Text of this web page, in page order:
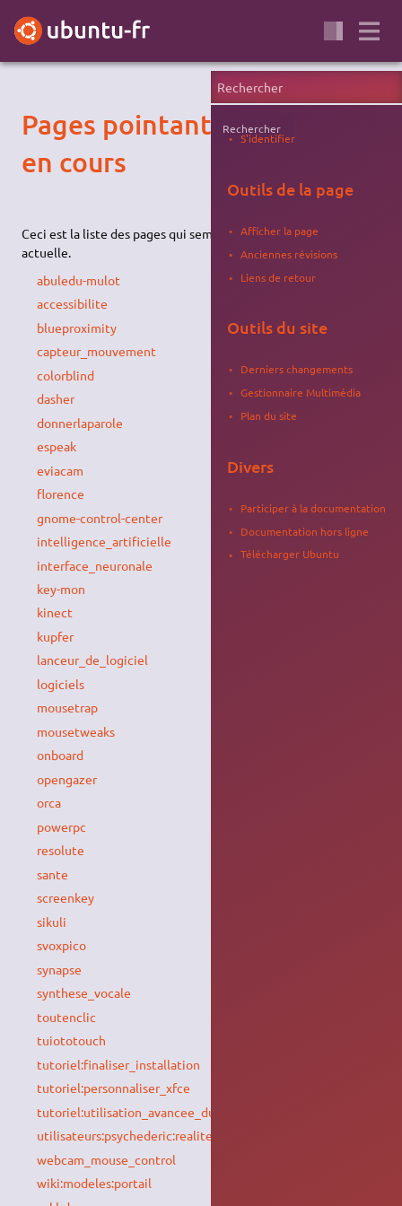
Pages pointant sur la page
en cours
Ceci est la liste des pages qui semblent pointer sur la page
actuelle.
abuledu-mulot
accessibilite
blueproximity
capteur_mouvement
colorblind
dasher
donnerlaparole
espeak
eviacam
florence
gnome-control-center
intelligence_artificielle
interface_neuronale
key-mon
kinect
kupfer
lanceur_de_logiciel
logiciels
mousetrap
mousetweaks
onboard
opengazer
orca
powerpc
resolute
sante
screenkey
sikuli
svoxpico
synapse
synthese_vocale
toutenclic
tuiototouch
tutoriel:finaliser_installation
tutoriel:personnaliser_xfce
tutoriel:utilisation_avancee_du_clavier
utilisateurs:psychederic:realite_augmentee
webcam_mouse_control
wiki:modeles:portail
Rechercher
S'identifier
Outils de la page
Afficher la page
Anciennes révisions
Liens de retour
Outils du site
Derniers changements
Gestionnaire Multimédia
Plan du site
Divers
Participer à la documentation
Documentation hors ligne
Télécharger Ubuntu